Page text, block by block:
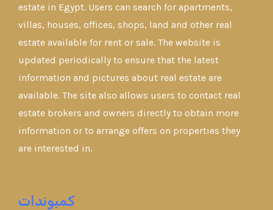
estate in Egypt. Users can search for apartments,
villas, houses, offices, shops, land and other real
estate available for rent or sale. The website is
updated periodically to ensure that the latest
information and pictures about real estate are
available. The site also allows users to contact real
estate brokers and owners directly to obtain more
information or to arrange offers on properties they
are interested in.
كمبوندات